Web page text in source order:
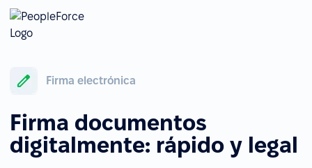
Firma electrónica
Firma documentos
digitalmente: rápido y legal